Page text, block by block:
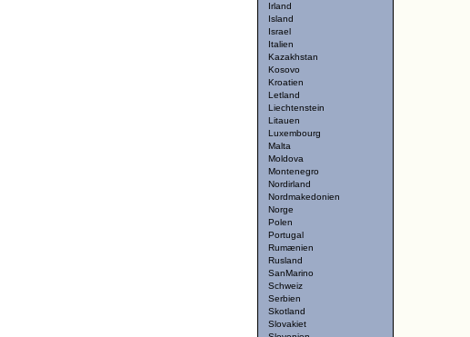
Irland
Island
Israel
Italien
Kazakhstan
Kosovo
Kroatien
Letland
Liechtenstein
Litauen
Luxembourg
Malta
Moldova
Montenegro
Nordirland
Nordmakedonien
Norge
Polen
Portugal
Rumænien
Rusland
SanMarino
Schweiz
Serbien
Skotland
Slovakiet